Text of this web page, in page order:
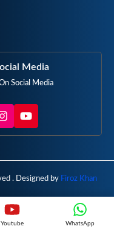
Media
Social Media
. Designed by Firoz Khan
Youtube WhatsApp